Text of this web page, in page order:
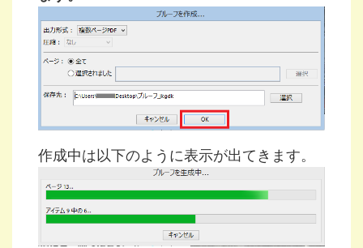
作成中は以下のように表示が出てきます。